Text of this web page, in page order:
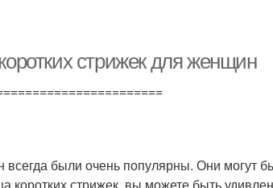
стрижек для женщин
всегда были очень популярны. Они могут